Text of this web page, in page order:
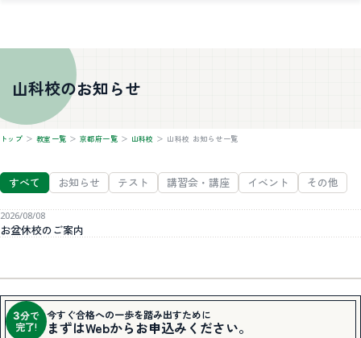
山科校のお知らせ
トップ ＞ 教室一覧 ＞ 京都府一覧 ＞ 山科校 ＞ 山科校 お知らせ一覧
すべて お知らせ テスト 講習会・講座 イベント その他
2026/08/08
お盆休校のご案内
3分で
完了!
今すぐ合格への一歩を踏み出すために
まずはWebからお申込みください。